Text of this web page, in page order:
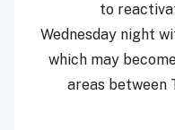
to
Wednesday night
which may
areas between